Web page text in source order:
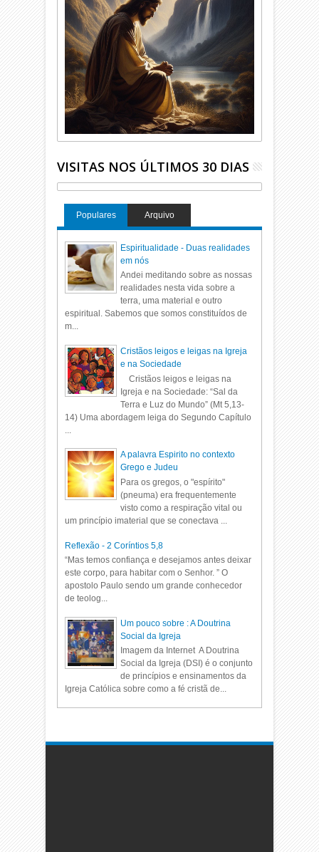
VISITAS NOS ÚLTIMOS 30 DIAS
Populares Arquivo
Espiritualidade - Duas realidades
em nós
Andei meditando sobre as nossas
realidades nesta vida sobre a
terra, uma material e outro
espiritual. Sabemos que somos constituídos de
m...
Cristãos leigos e leigas na Igreja
e na Sociedade
Cristãos leigos e leigas na
Igreja e na Sociedade: “Sal da
Terra e Luz do Mundo” (Mt 5,13-
14) Uma abordagem leiga do Segundo Capítulo
A palavra Espirito no contexto
Grego e Judeu
Para os gregos, o "espírito"
(pneuma) era frequentemente
visto como a respiração vital ou
um princípio imaterial que se conectava ...
Reflexão - 2 Coríntios 5,8
“Mas temos confiança e desejamos antes deixar
este corpo, para habitar com o Senhor. ” O
apostolo Paulo sendo um grande conhecedor
de teolog...
Um pouco sobre : A Doutrina
Social da Igreja
Imagem da Internet A Doutrina
Social da Igreja (DSI) é o conjunto
de princípios e ensinamentos da
Igreja Católica sobre como a fé cristã de...